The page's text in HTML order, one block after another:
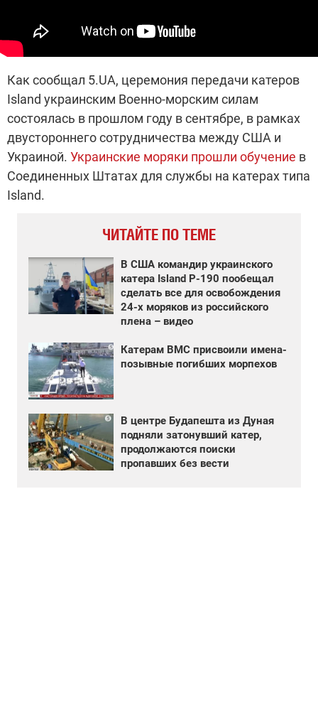
Как сообщал 5.UA, церемония передачи катеров
Island украинским Военно-морским силам
состоялась в прошлом году в сентябре, в рамках
двустороннего сотрудничества между США и
Украиной. Украинские моряки прошли обучение в
Соединенных Штатах для службы на катерах типа
Island.
ЧИТАЙТЕ ПО ТЕМЕ
В США командир украинского
катера Island Р-190 пообещал
сделать все для освобождения
24-х моряков из российского
плена – видео
Катерам ВМС присвоили имена-
позывные погибших морпехов
В центре Будапешта из Дуная
подняли затонувший катер,
продолжаются поиски
пропавших без вести